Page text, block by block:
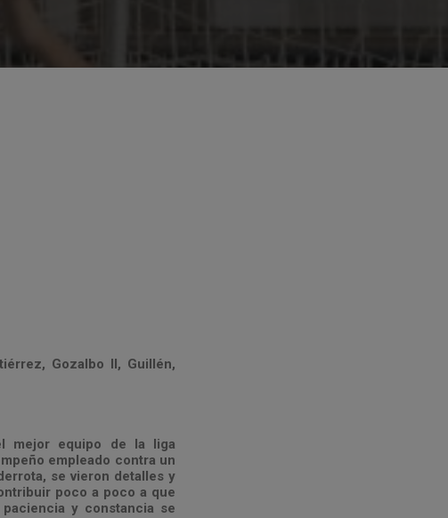
Gozalbo II, Guillén,
mejor equipo de la liga
empleado contra un
se vieron detalles y
poco a poco a que
y constancia se